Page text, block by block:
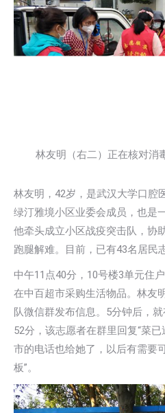
林友明（右二）正在核对消
林友明，42岁，是武汉大学口腔
绿汀雅境小区业委会成员，也是
他牵头成立小区战疫突击队，协
跑腿解难。目前，已有43名居民
中午11点40分，10号楼3单元住
在中百超市采购生活物品。林友
队微信群发布信息。5分钟后，
52分，该志愿者在群里回复“菜
市的电话也给她了，以后有需要
板”。